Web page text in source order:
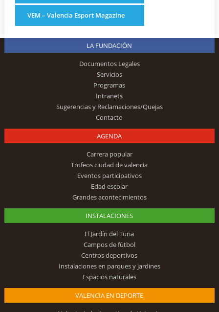
VEM – Valencia Esport Magazine
LA FUNDACIÓN
Documentos Legales
Servicios
Programas
Intranets
Sugerencias y Reclamaciones/Quejas
Contacto
AGENDA
Carrera popular
Trofeos ciudad de valencia
Eventos participativos
Edad escolar
Grandes acontecimientos
INSTALACIONES
El Jardín del Turia
Campos de fútbol
Centros deportivos
Instalaciones en parques y jardines
Espacios naturales
VALENCIA EN DEPORTE